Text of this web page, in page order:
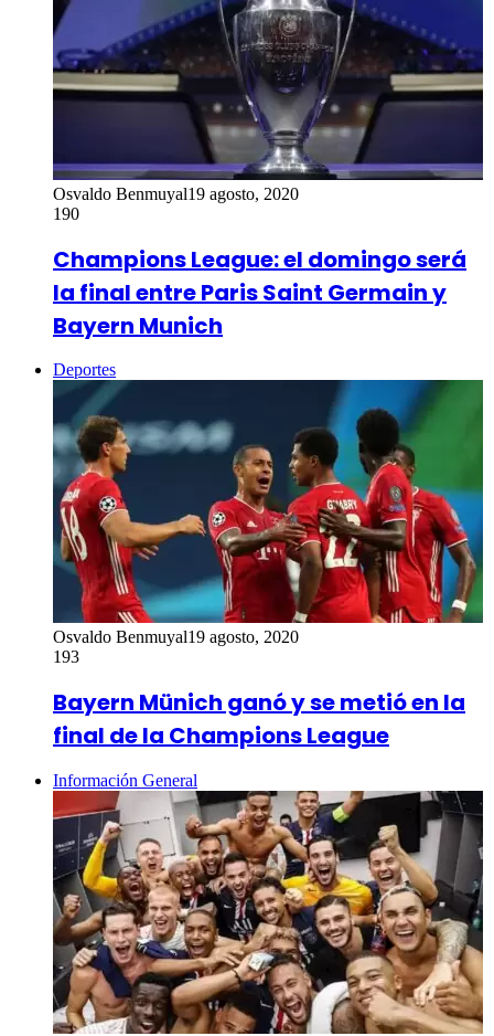
Osvaldo Benmuyal19 agosto, 2020
190
Champions League: el domingo será
la final entre Paris Saint Germain y
Bayern Munich
Deportes
Osvaldo Benmuyal19 agosto, 2020
193
Bayern Münich ganó y se metió en la
final de la Champions League
Información General